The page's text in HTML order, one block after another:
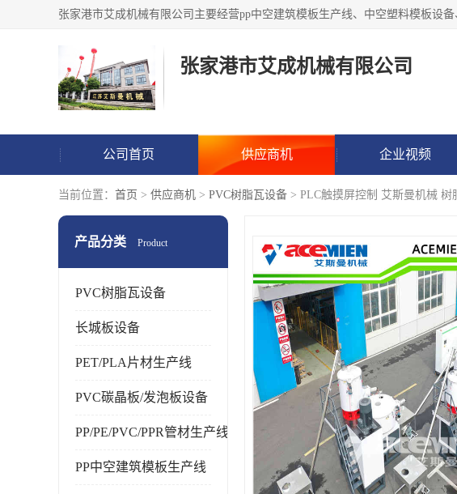
张家港市艾成机械有限公司
公司首页 供应商机 企业视频
当前位置： 首页 > 供应商机 > PVC树脂瓦设备 > PLC触摸屏控制 艾斯曼机械
产品分类 Product
PVC树脂瓦设备
长城板设备
PET/PLA片材生产线
PVC碳晶板/发泡板设备
PP/PE/PVC/PPR管材生产线
PP中空建筑模板生产线